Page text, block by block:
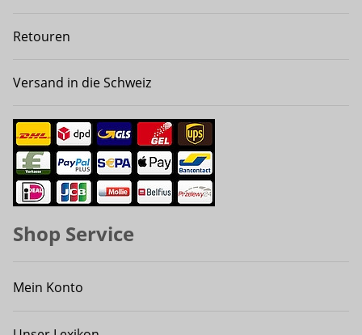
Retouren
Versand in die Schweiz
Shop Service
Mein Konto